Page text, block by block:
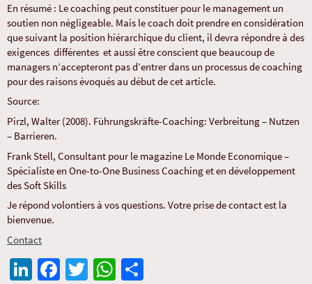
En résumé : Le coaching peut constituer pour le management un
soutien non négligeable. Mais le coach doit prendre en considération
que suivant la position hiérarchique du client, il devra répondre à des
exigences différentes et aussi être conscient que beaucoup de
managers n’accepteront pas d’entrer dans un processus de coaching
pour des raisons évoqués au début de cet article.
Source:
Pirzl, Walter (2008). Führungskräfte-Coaching: Verbreitung – Nutzen
– Barrieren.
Frank Stell, Consultant pour le magazine Le Monde Economique –
Spécialiste en One-to-One Business Coaching et en développement
des Soft Skills
Je répond volontiers à vos questions. Votre prise de contact est la
bienvenue.
Contact
Li Fa T
W